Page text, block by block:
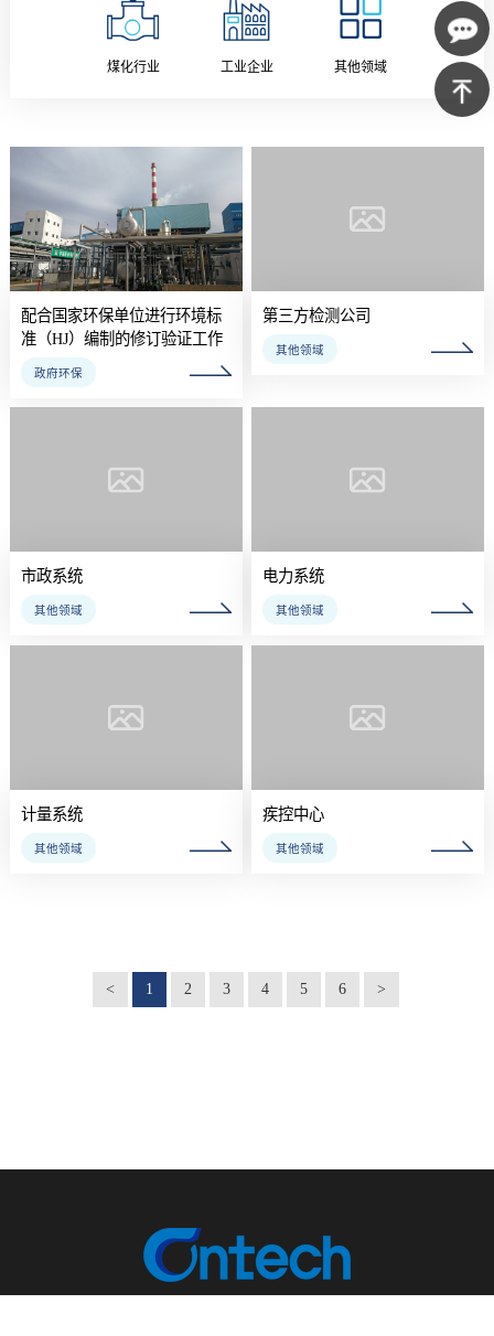
煤化行业 工业企业 其他领域
配合国家环保单位进行环境标
准（HJ）编制的修订验证工作
第三方检测公司
市政系统 电力系统
计量系统 疾控中心
< 1 2 3 4 5 6 >
400-
639-
1125
在线咨